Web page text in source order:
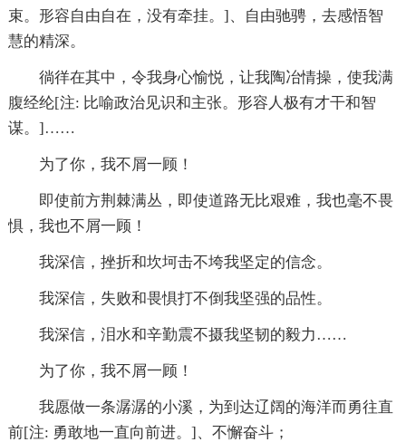
束。形容自由自在，没有牵挂。]、自由驰骋，去感悟智
慧的精深。
徜徉在其中，令我身心愉悦，让我陶冶情操，使我满
腹经纶[注: 比喻政治见识和主张。形容人极有才干和智
谋。]……
为了你，我不屑一顾！
即使前方荆棘满丛，即使道路无比艰难，我也毫不畏
惧，我也不屑一顾！
我深信，挫折和坎坷击不垮我坚定的信念。
我深信，失败和畏惧打不倒我坚强的品性。
我深信，泪水和辛勤震不摄我坚韧的毅力……
为了你，我不屑一顾！
我愿做一条潺潺的小溪，为到达辽阔的海洋而勇往直
前[注: 勇敢地一直向前进。]、不懈奋斗；